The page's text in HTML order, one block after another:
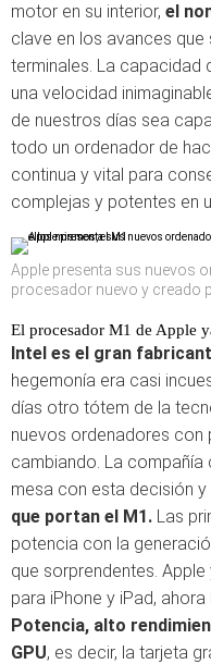
motor en su interior, el
clave en los avances
terminales. La capacidad
una velocidad
de nuestros días sea
todo un ordenador de
continua y vital para
complejas y potentes en
Apple presenta sus nuevos
procesador nuevo y creado
El procesador M1 de Apple
Intel es el gran
hegemonía era casi
días otro tótem de la
nuevos ordenadores
cambiando. La compañía
mesa con esta decisión
que portan el M1. Las
potencia con la
que sorprendentes.
para iPhone y iPad,
Potencia, alto
GPU, es decir, la tarjeta